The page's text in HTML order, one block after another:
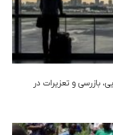
بازرسی و تعزیرات در